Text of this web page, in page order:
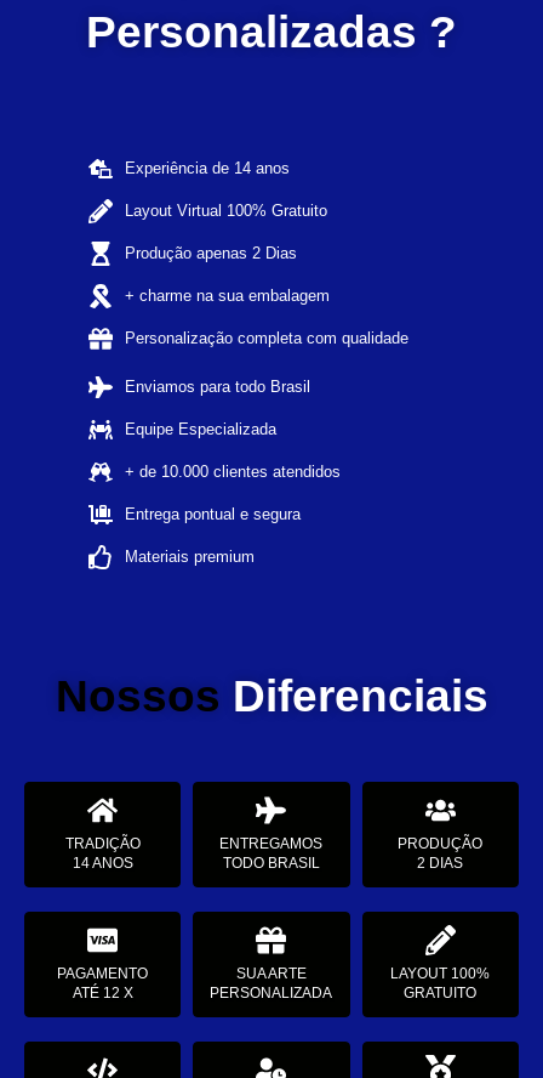
Personalizadas ?
Experiência de 14 anos
Layout Virtual 100% Gratuito
Produção apenas 2 Dias
+ charme na sua embalagem
Personalização completa com qualidade
Enviamos para todo Brasil
Equipe Especializada
+ de 10.000 clientes atendidos
Entrega pontual e segura
Materiais premium
Nossos Diferenciais
TRADIÇÃO
14 ANOS
ENTREGAMOS
TODO BRASIL
PRODUÇÃO
2 DIAS
PAGAMENTO
ATÉ 12 X
SUA ARTE
PERSONALIZADA
LAYOUT 100%
GRATUITO